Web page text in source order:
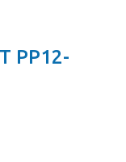
PP12-